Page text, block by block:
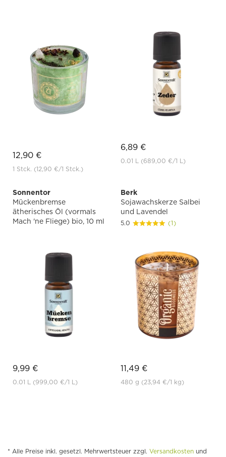
12,90 €
1 Stck. (12,90 €/1 Stck.)
6,89 €
0.01 L (689,00 €/1 L)
Sonnentor
Mückenbremse
ätherisches Öl (vormals
Mach 'ne Fliege) bio, 10 ml
9,99 €
0.01 L (999,00 €/1 L)
Berk
Sojawachskerze Salbei
und Lavendel
5.0 (1)
11,49 €
480 g (23,94 €/1 kg)
* Alle Preise inkl. gesetzl. Mehrwertsteuer zzgl. Versandkosten und